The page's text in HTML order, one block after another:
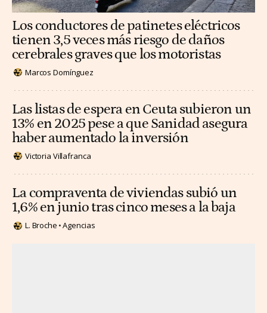
Los conductores de patinetes eléctricos
tienen 3,5 veces más riesgo de daños
cerebrales graves que los motoristas
Marcos Domínguez
Las listas de espera en Ceuta subieron un
13% en 2025 pese a que Sanidad asegura
haber aumentado la inversión
Victoria Villafranca
La compraventa de viviendas subió un
1,6% en junio tras cinco meses a la baja
L. Broche Agencias